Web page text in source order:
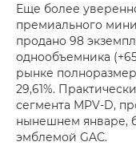
Еще более
премиального
продано 98
однообъемника
рынке
29,61%.
сегмента MPV‑D,
нынешнем январе,
эмблемой GAC.